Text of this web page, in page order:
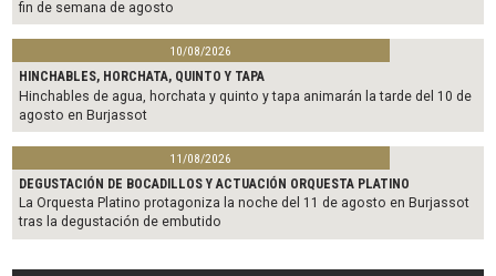
fin de semana de agosto
10/08/2026
HINCHABLES, HORCHATA, QUINTO Y TAPA
Hinchables de agua, horchata y quinto y tapa animarán la tarde del 10 de
agosto en Burjassot
11/08/2026
DEGUSTACIÓN DE BOCADILLOS Y ACTUACIÓN ORQUESTA PLATINO
La Orquesta Platino protagoniza la noche del 11 de agosto en Burjassot
tras la degustación de embutido